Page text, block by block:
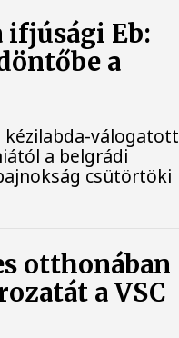
ifjúsági Eb:
a
a belgrádi
csütörtöki
otthonában
a VSC